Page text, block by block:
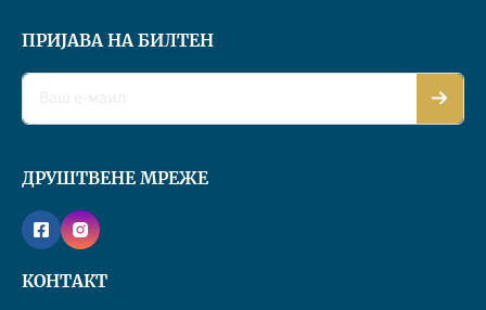
ПРИЈАВА НА БИЛТЕН
ДРУШТВЕНЕ МРЕЖЕ
КОНТАКТ